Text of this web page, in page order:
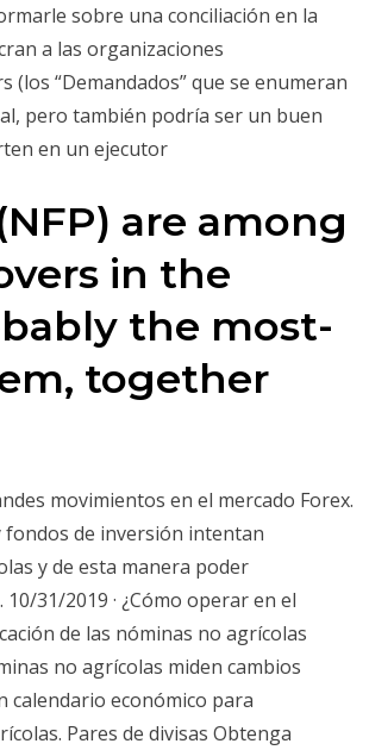
sobre una conciliación en la
a las organizaciones
“Demandados” que se enumeran
pero también podría ser un buen
en un ejecutor
are among
in the
the most-
together
movimientos en el mercado Forex.
fondos de inversión intentan
y de esta manera poder
31/2019 · ¿Cómo operar en el
de las nóminas no agrícolas
no agrícolas miden cambios
calendario económico para
Pares de divisas Obtenga